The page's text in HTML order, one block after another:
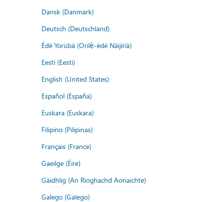
Dansk (Danmark)
Deutsch (Deutschland)
Èdè Yorùbá (Orilẹ̀-èdè Nàìjíríà)
Eesti (Eesti)
English (United States)
Español (España)
Euskara (Euskara)
Filipino (Pilipinas)
Français (France)
Gaeilge (Éire)
Gàidhlig (An Rìoghachd Aonaichte)
Galego (Galego)